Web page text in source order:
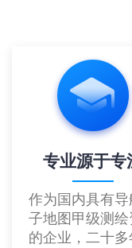
专业源于专
作为国内具有导
子地图甲级测绘
的企业，二十